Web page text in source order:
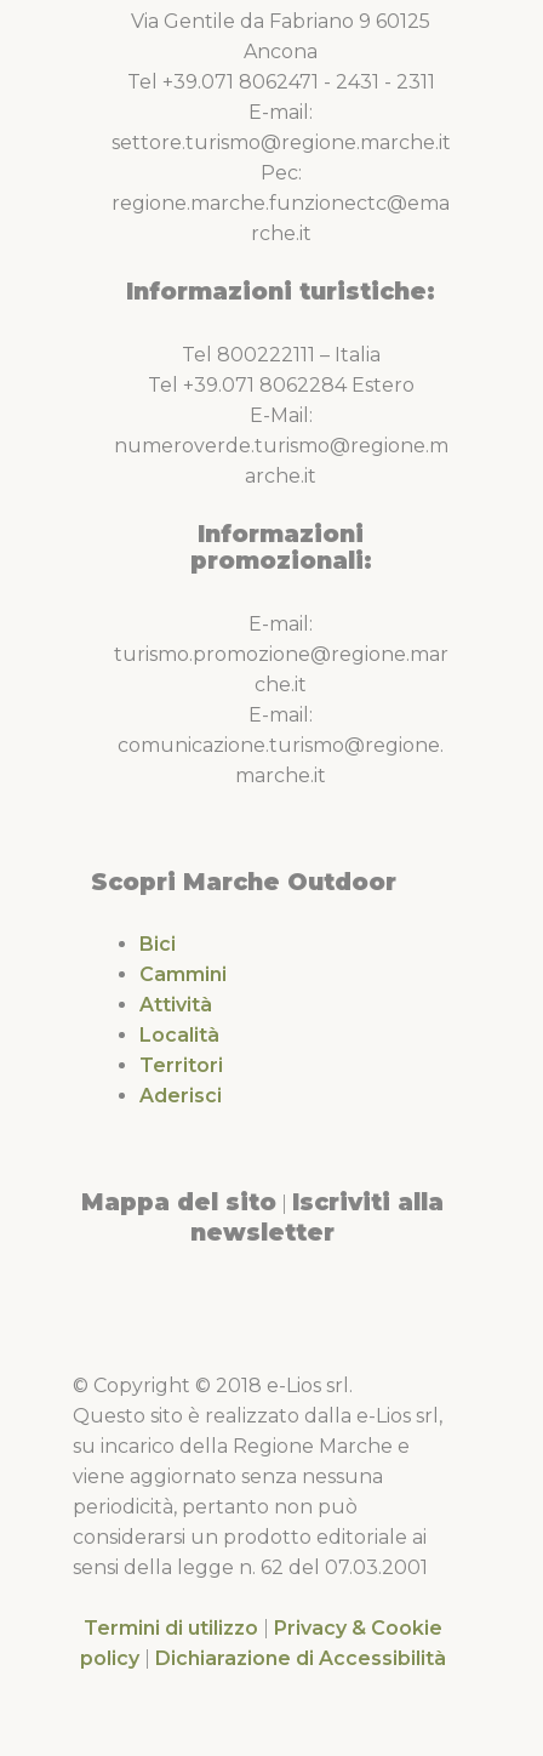
Via Gentile da Fabriano 9 60125
Ancona
Tel +39.071 8062471 - 2431 - 2311
E-mail:
settore.turismo@regione.marche.it
Pec:
regione.marche.funzionectc@ema
rche.it
Informazioni turistiche:
Tel 800222111 – Italia
Tel +39.071 8062284 Estero
E-Mail:
numeroverde.turismo@regione.m
arche.it
Informazioni
promozionali:
E-mail:
turismo.promozione@regione.mar
che.it
E-mail:
comunicazione.turismo@regione.
marche.it
Scopri Marche Outdoor
Bici
Cammini
Attività
Località
Territori
Aderisci
Mappa del sito Iscriviti alla
newsletter
© Copyright © 2018 e-Lios srl.
Questo sito è realizzato dalla e-Lios srl,
su incarico della Regione Marche e
viene aggiornato senza nessuna
periodicità, pertanto non può
considerarsi un prodotto editoriale ai
sensi della legge n. 62 del 07.03.2001
Termini di utilizzo
Privacy & Cookie
policy
Dichiarazione di Accessibilità